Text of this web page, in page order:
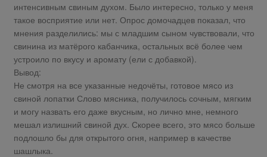
интенсивным свиным духом. Было интересно, только у меня
такое восприятие или нет. Опрос домочадцев показал, что
мнения разделились: мы с младшим сыном чувствовали, что
свинина из матёрого кабанчика, остальных всё более чем
устроило по вкусу и аромату (ели с добавкой).
Вывод:
Не смотря на все указанные недочёты, готовое мясо из
свиной лопатки Слово мясника, получилось сочным, мягким
и могу назвать его даже вкусным, но лично мне, немного
мешал излишний свиной дух. Скорее всего, это мясо больше
подлошло бы для открытого огня, например в качестве
шашлыка.